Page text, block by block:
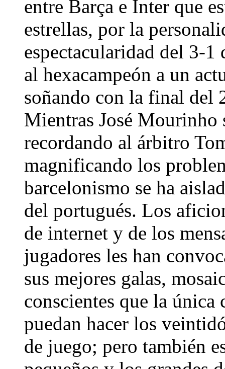
entre Barça e Inter que
estrellas, por la
espectacularidad del 3-
al hexacampeón a un
soñando con la final del
Mientras José Mourinho
recordando al árbitro
magnificando los
barcelonismo se ha
del portugués. Los
de internet y de los
jugadores les han
sus mejores galas,
conscientes que la única
puedan hacer los
de juego; pero también